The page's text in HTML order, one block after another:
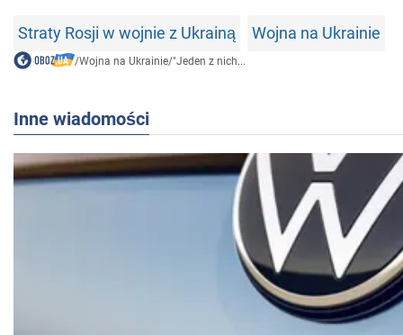
Straty Rosji w wojnie z Ukrainą Wojna na Ukrainie
/Wojna na Ukrainie/"Jeden z nich...
Inne wiadomości